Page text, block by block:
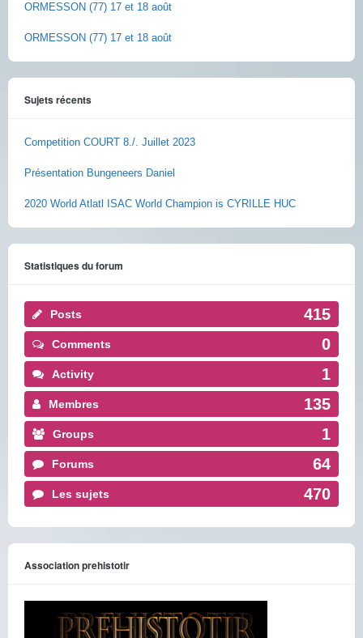
ORMESSON (77) 17 et 18 août
ORMESSON (77) 17 et 18 août
Sujets récents
Competition COURT 8./. Juillet 2023
Présentation Bungeneers Daniel
2020 World Atlatl ISAC World Champion is CYRILLE HUC
Statistiques du forum
Posts 415
Comments 0
Activity 1
Membres 135
Groups 1
Forums 64
Les sujets 470
Association prehistotir